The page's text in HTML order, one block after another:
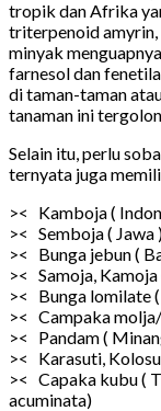
tropik dan Afrika
triterpenoid amyrin,
minyak
farnesol dan
di taman-taman
tanaman ini
Selain itu, perlu
ternyata juga
>< Kamboja (
>< Semboja ( Jawa
>< Bunga jebun (
>< Samoja, Kamoja
>< Bunga lomilate
>< Campaka
>< Pandam (
>< Karasuti,
>< Capaka kubu (
acuminata)